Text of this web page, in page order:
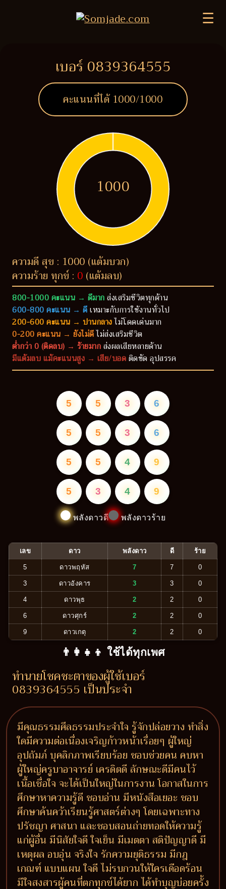
☰
เบอร์ 0839364555
คะแนนที่ได้ 1000/1000
1000
ความดี สุข : 1000 (แต้มบวก)
ความร้าย ทุกข์ : 0 (แต้มลบ)
800-1000 คะแนน → ดีมากส่งเสริมชีวิตทุกด้าน
600-800 คะแนน → ดีเหมาะกับการใช้งานทั่วไป
200-600 คะแนน → ปานกลางไม่โดดเด่นมาก
0-200 คะแนน → ยังไม่ดีไม่ส่งเสริมชีวิต
ต่ำกว่า 0 (ติดลบ) → ร้ายมากส่งผลเสียหลายด้าน
มีแต้มลบ แม้คะแนนสูง → เสีย/บอดติดขัด อุปสรรค
5 5 3 6
5 5 3 6
5 5 4 9
5 3 4 9
พลังดาวดี พลังดาวร้าย
เลข ดาว พลังดาว ดี ร้าย
5 ดาวพฤหัส 7 7 0
3 ดาวอังคาร 3 3 0
4 ดาวพุธ 2 2 0
6 ดาวศุกร์ 2 2 0
9 ดาวเกตุ 2 2 0
👨‍👩‍👧‍👦 ใช้ได้ทุกเพศ
ทำนายโชคชะตาของผู้ใช้เบอร์
0839364555 เป็นประจำ
มีคุณธรรมศีลธรรมประจำใจ รู้จักปล่อยวาง ทำสิ่ง
ใดมีความต่อเนื่องเจริญก้าวหน้าเรื่อยๆ ผู้ใหญ่
อุปถัมภ์ บุคลิกภาพเรียบร้อย ชอบช่วยคน คบหา
ผู้ใหญ่ครูบาอาจารย์ เครดิตดี ลักษณะดีมีคนไว้
เนื้อเชื่อใจ จะได้เป็นใหญ่ในการงาน โอกาสในการ
ศึกษาหาความรู้ดี ชอบอ่าน มีหนังสือเยอะ ชอบ
ศึกษาค้นคว้าเรียนรู้ศาสตร์ต่างๆ โดยเฉพาะทาง
ปรัชญา ศาสนา และชอบสอนถ่ายทอดให้ความรู้
แก่ผู้อื่น มีนิสัยใจดี ใจเย็น มีเมตตา สติปัญญาดี มี
เหตุผล อบอุ่น จริงใจ รักความยุติธรรม มีกฎ
เกณฑ์ แบบแผน ใจดี ไม่รบกวนให้ใครเดือดร้อน
มีใจสงสารผู้คนที่ตกทุกข์ได้ยาก ได้ทำบุญบ่อยครั้ง